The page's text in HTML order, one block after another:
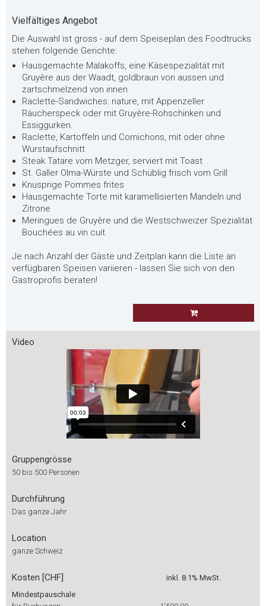
Vielfältiges Angebot
Die Auswahl ist gross - auf dem Speiseplan des Foodtrucks
stehen folgende Gerichte:
Hausgemachte Malakoffs, eine Käsespezialität mit
Gruyère aus der Waadt, goldbraun von aussen und
zartschmelzend von innen
Raclette-Sandwiches: nature, mit Appenzeller
Räucherspeck oder mit Gruyère-Rohschinken und
Essiggurken.
Raclette, Kartoffeln und Cornichons, mit oder ohne
Wurstaufschnitt
Steak Tatare vom Metzger, serviert mit Toast
St. Galler Olma-Würste und Schüblig frisch vom Grill
Knusprige Pommes frites
Hausgemachte Torte mit karamellisierten Mandeln und
Zitrone
Meringues de Gruyère und die Westschweizer Spezialität
Bouchées au vin cuit
Je nach Anzahl der Gäste und Zeitplan kann die Liste an
verfügbaren Speisen variieren - lassen Sie sich von den
Gastroprofis beraten!
Video
Gruppengrösse
50 bis 500 Personen
Durchführung
Das ganze Jahr
Location
ganze Schweiz
Kosten [CHF]
inkl. 8.1% MwSt.
Mindestpauschale